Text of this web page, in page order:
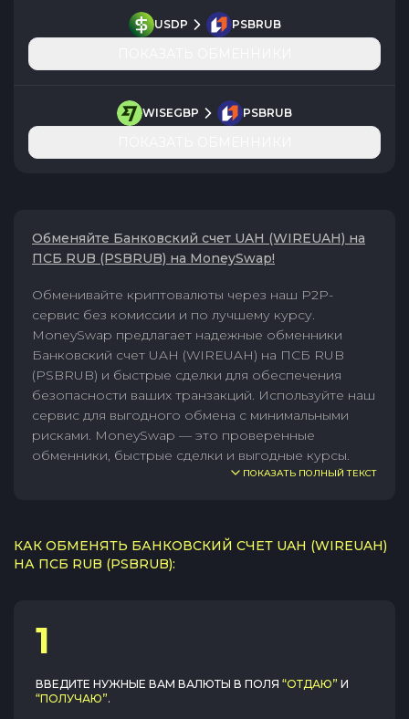
USDP PSBRUB
WISEGBP PSBRUB
Обменяйте Банковский счет UAH (WIREUAH) на
ПСБ RUB (PSBRUB) на MoneySwap!
Обменивайте криптовалюты через наш P2P-
сервис без комиссии и по лучшему курсу.
MoneySwap предлагает надежные обменники
Банковский счет UAH (WIREUAH) на ПСБ RUB
(PSBRUB) и быстрые сделки для обеспечения
безопасности ваших транзакций. Используйте наш
сервис для выгодного обмена с минимальными
рисками. MoneySwap — это проверенные
обменники, быстрые сделки и выгодные курсы.
ПОКАЗАТЬ ПОЛНЫЙ ТЕКСТ
КАК ОБМЕНЯТЬ БАНКОВСКИЙ СЧЕТ UAH (WIREUAH)
НА ПСБ RUB (PSBRUB):
1
ВВЕДИТЕ НУЖНЫЕ ВАМ ВАЛЮТЫ В ПОЛЯ “ОТДАЮ” И
“ПОЛУЧАЮ”.